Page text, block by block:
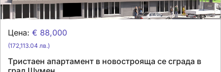
Цена: € 88,000
(172,113.04 лв.)
Tристаен апартамент в новострояща се сграда в